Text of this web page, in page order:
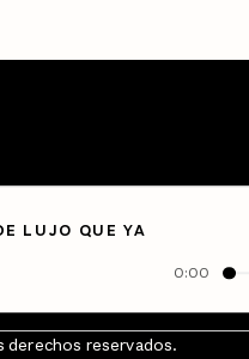
LUJO QUE YA
0:00
reservados.